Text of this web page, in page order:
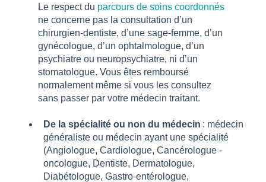
Le respect du parcours de soins coordonnés
ne concerne pas la consultation d’un
chirurgien-dentiste, d’une sage-femme, d’un
gynécologue, d’un ophtalmologue, d’un
psychiatre ou neuropsychiatre, ni d’un
stomatologue. Vous êtes remboursé
normalement même si vous les consultez
sans passer par votre médecin traitant.
De la spécialité ou non du médecin : médecin
généraliste ou médecin ayant une spécialité
(Angiologue, Cardiologue, Cancérologue -
oncologue, Dentiste, Dermatologue,
Diabétologue, Gastro-entérologue,